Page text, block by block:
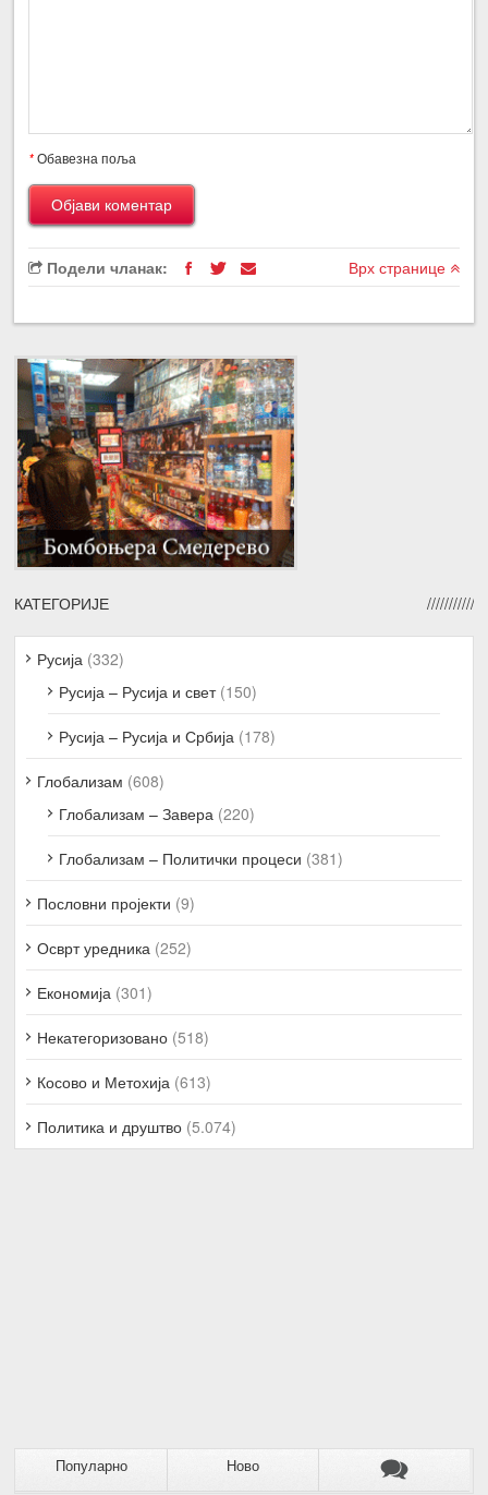
*Обавезна поља
Подели чланак: Врх странице
КАТЕГОРИЈЕ
Русија (332)
Русија – Русија и свет(150)
Русија – Русија и Србија (178)
Глобализам (608)
Глобализам – Завера (220)
Глобализам – Политички процеси (381)
Пословни пројекти (9)
Осврт уредника (252)
Економија (301)
Некатегоризовано (518)
Косово и Метохија (613)
Политика и друштво (5.074)
Популарно Ново